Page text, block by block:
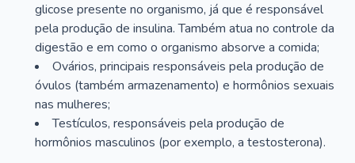
glicose presente no organismo, já que é responsável
pela produção de insulina. Também atua no controle da
digestão e em como o organismo absorve a comida;
Ovários, principais responsáveis pela produção de
óvulos (também armazenamento) e hormônios sexuais
nas mulheres;
Testículos, responsáveis pela produção de
hormônios masculinos (por exemplo, a testosterona).